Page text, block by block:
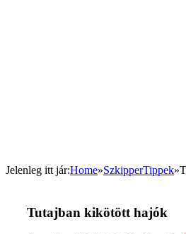
Jelenleg itt jár:Home»SzkipperTippek»
Tutajban kikötött hajók